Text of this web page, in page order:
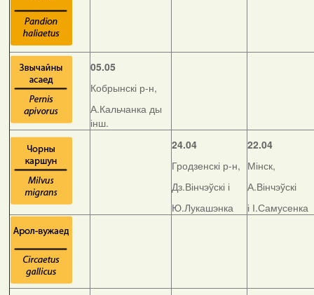
05.05
Кобрынскі р-н,
А.Кальчанка ды
інш.
24.04
Гродзенскі р-н,
Дз.Вінчэўскі і
Ю.Лукашэнка
22.04
Мінск,
А.Вінчэўскі
і І.Самусенка